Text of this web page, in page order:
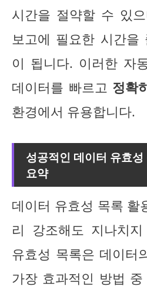
시간을 절약할 수 있
보고에 필요한 시간
이 됩니다. 이러한 자
데이터를 빠르고 정확
환경에서 유용합니다.
성공적인 데이터 유효
요약
데이터 유효성 목록 활
리 강조해도 지나치
유효성 목록은 데이터
가장 효과적인 방법